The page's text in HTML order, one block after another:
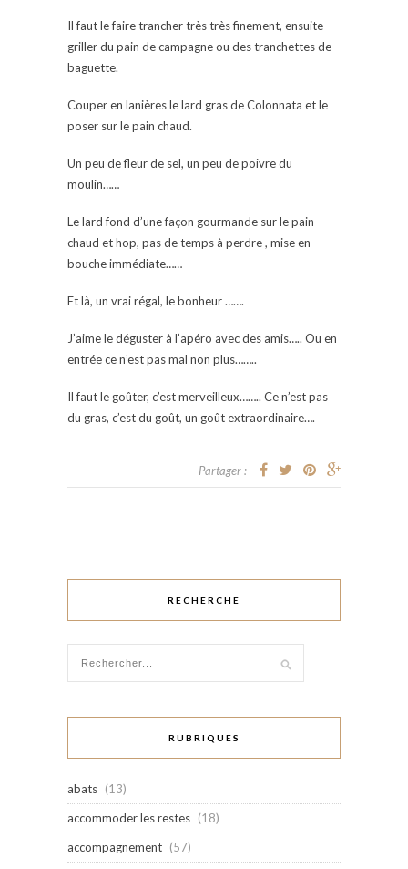
Il faut le faire trancher très très finement, ensuite
griller du pain de campagne ou des tranchettes de
baguette.
Couper en lanières le lard gras de Colonnata et le
poser sur le pain chaud.
Un peu de fleur de sel, un peu de poivre du
moulin……
Le lard fond d’une façon gourmande sur le pain
chaud et hop, pas de temps à perdre , mise en
bouche immédiate……
Et là, un vrai régal, le bonheur …….
J’aime le déguster à l’apéro avec des amis….. Ou en
entrée ce n’est pas mal non plus……..
Il faut le goûter, c’est merveilleux…….. Ce n’est pas
du gras, c’est du goût, un goût extraordinaire….
Partager :
RECHERCHE
RUBRIQUES
abats (13)
accommoder les restes (18)
accompagnement (57)